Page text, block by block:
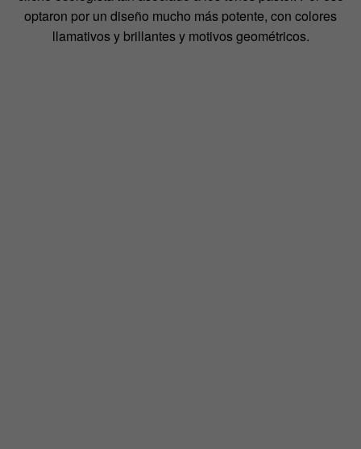
optaron por un diseño mucho más potente, con colores
llamativos y brillantes y motivos geométricos.